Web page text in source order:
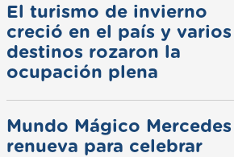
El turismo de invierno
creció en el país y varios
destinos rozaron la
ocupación plena
Mundo Mágico Mercedes
renueva para celebrar